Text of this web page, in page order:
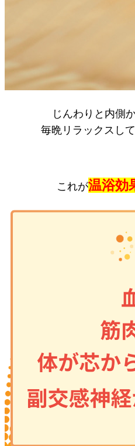
じんわりと内側
毎晩リラックスし
これが温浴効